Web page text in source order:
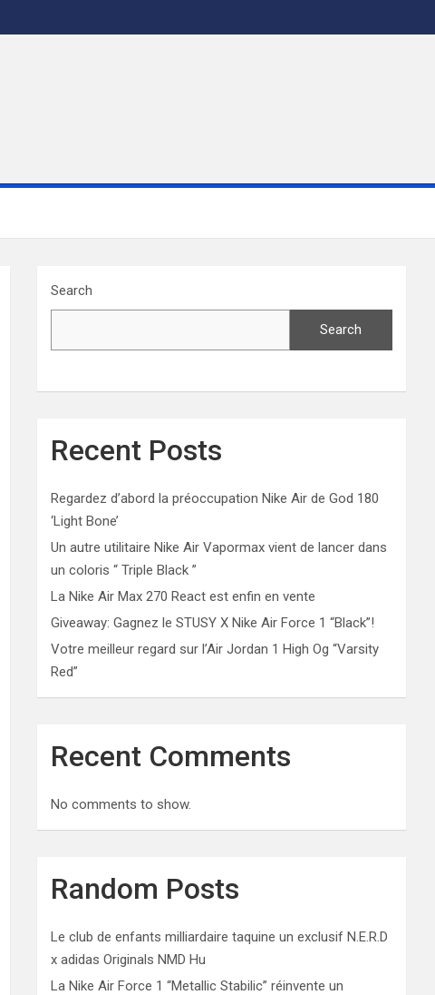
Search
Search
Recent Posts
Regardez d’abord la préoccupation Nike Air de God 180
‘Light Bone’
Un autre utilitaire Nike Air Vapormax vient de lancer dans
un coloris “ Triple Black ”
La Nike Air Max 270 React est enfin en vente
Giveaway: Gagnez le STUSY X Nike Air Force 1 “Black”!
Votre meilleur regard sur l’Air Jordan 1 High Og “Varsity
Red”
Recent Comments
No comments to show.
Random Posts
Le club de enfants milliardaire taquine un exclusif N.E.R.D
x adidas Originals NMD Hu
La Nike Air Force 1 “Metallic Stabilic” réinvente un